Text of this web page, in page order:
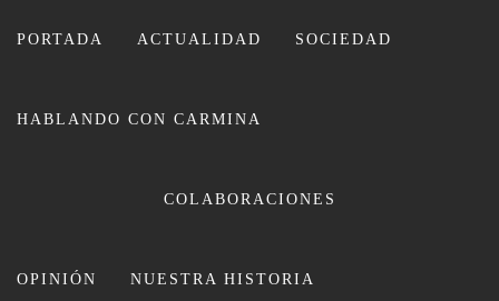
PORTADA ACTUALIDAD SOCIEDAD
HABLANDO CON CARMINA
COLABORACIONES
OPINIÓN NUESTRA HISTORIA
CARMINA LEIVA